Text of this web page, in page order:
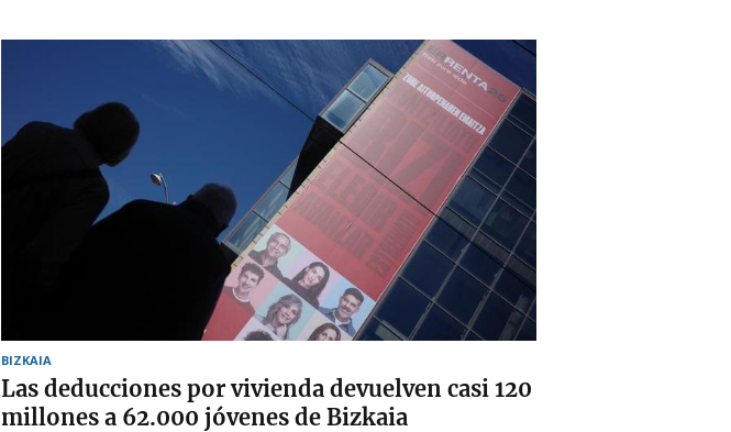
BIZKAIA
Las deducciones por vivienda devuelven casi 120
millones a 62.000 jóvenes de Bizkaia